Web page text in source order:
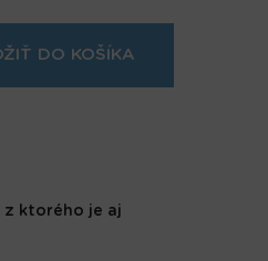
z ktorého je aj